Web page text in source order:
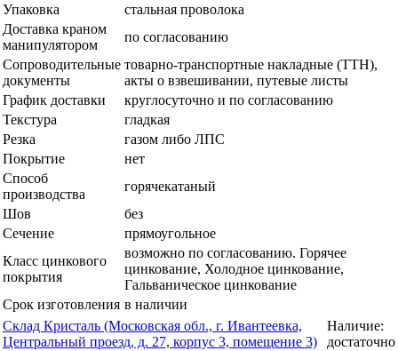
Упаковка
стальная проволока
Доставка краном
манипулятором
по согласованию
Сопроводительные
документы
товарно-транспортные накладные (ТТН),
акты о взвешивании, путевые листы
График доставки
круглосуточно и по согласованию
Текстура
гладкая
Резка
газом либо ЛПС
Покрытие
нет
Способ
производства
горячекатаный
Шов
без
Сечение
прямоугольное
Класс цинкового
покрытия
возможно по согласованию. Горячее
цинкование, Холодное цинкование,
Гальваническое цинкование
Срок изготовления в наличии
Склад Кристаль (Московская обл., г. Ивантеевка,
Центральный проезд, д. 27, корпус 3, помещение 3)
Наличие:
достаточно